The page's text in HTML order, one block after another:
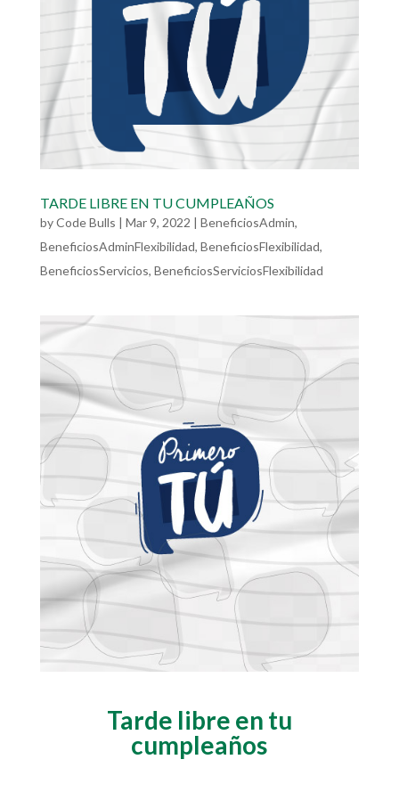
TARDE LIBRE EN TU CUMPLEAÑOS
byCode Bulls | Mar 9, 2022 | BeneficiosAdmin,
BeneficiosAdminFlexibilidad, BeneficiosFlexibilidad,
BeneficiosServicios, BeneficiosServiciosFlexibilidad
Tarde libre en tu
cumpleaños